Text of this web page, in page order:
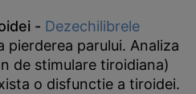
- Dezechilibrele
pierderea parului. Analiza
de stimulare tiroidiana)
o disfunctie a tiroidei.